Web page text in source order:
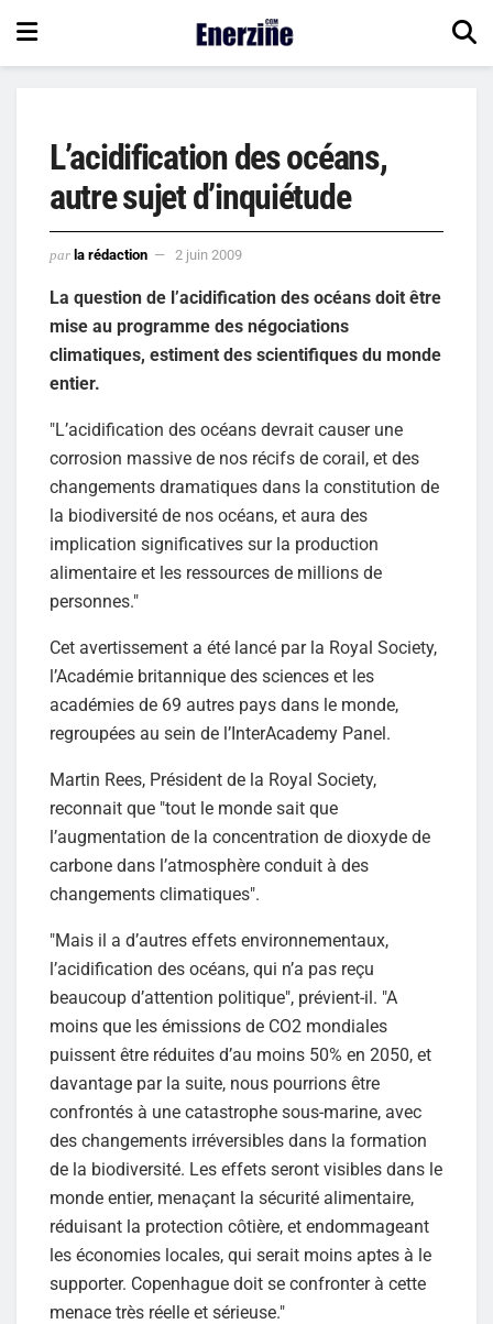
L’acidification des océans,
autre sujet d’inquiétude
par la rédaction 2 juin 2009
La question de l’acidification des océans doit être
mise au programme des négociations
climatiques, estiment des scientifiques du monde
entier.
"L’acidification des océans devrait causer une
corrosion massive de nos récifs de corail, et des
changements dramatiques dans la constitution de
la biodiversité de nos océans, et aura des
implication significatives sur la production
alimentaire et les ressources de millions de
personnes."
Cet avertissement a été lancé par la Royal Society,
l’Académie britannique des sciences et les
académies de 69 autres pays dans le monde,
regroupées au sein de l’InterAcademy Panel.
Martin Rees, Président de la Royal Society,
reconnait que "tout le monde sait que
l’augmentation de la concentration de dioxyde de
carbone dans l’atmosphère conduit à des
changements climatiques".
"Mais il a d’autres effets environnementaux,
l’acidification des océans, qui n’a pas reçu
beaucoup d’attention politique", prévient-il. "A
moins que les émissions de CO2 mondiales
puissent être réduites d’au moins 50% en 2050, et
davantage par la suite, nous pourrions être
confrontés à une catastrophe sous-marine, avec
des changements irréversibles dans la formation
de la biodiversité. Les effets seront visibles dans le
monde entier, menaçant la sécurité alimentaire,
réduisant la protection côtière, et endommageant
les économies locales, qui serait moins aptes à le
supporter. Copenhague doit se confronter à cette
menace très réelle et sérieuse."